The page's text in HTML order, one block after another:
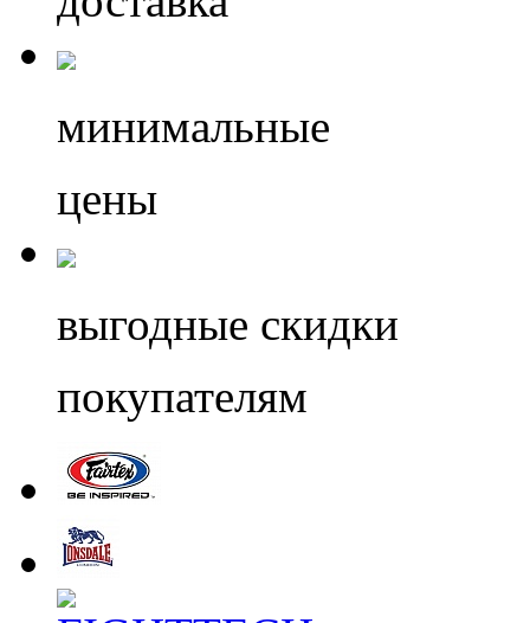
минимальные
цены
выгодные скидки
покупателям